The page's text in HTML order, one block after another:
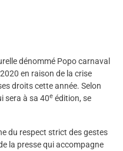
dénommé Popo carnaval
en raison de la crise
droits cette année. Selon
sera à sa 40e édition, se
du respect strict des gestes
la presse qui accompagne